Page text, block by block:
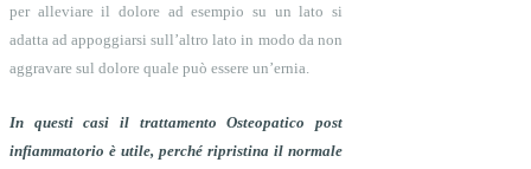
per alleviare il dolore ad esempio su un lato si
adatta ad appoggiarsi sull’altro lato in modo da non
aggravare sul dolore quale può essere un’ernia.
In questi casi il trattamento Osteopatico post
infiammatorio è utile, perché ripristina il normale